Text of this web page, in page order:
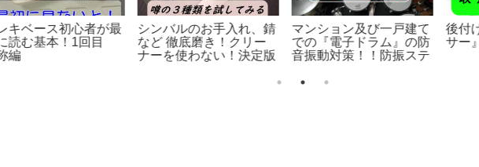
御髪神社にお参り。 初めまして。
ギターベースのフレット
レス化を素人がする！
っ